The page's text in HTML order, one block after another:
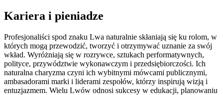
Kariera i pieniadze
Profesjonaliści spod znaku Lwa naturalnie skłaniają się ku rolom, w
których mogą przewodzić, tworzyć i otrzymywać uznanie za swój
wkład. Wyróżniają się w rozrywce, sztukach performatywnych,
polityce, przywództwie wykonawczym i przedsiębiorczości. Ich
naturalna charyzma czyni ich wybitnymi mówcami publicznymi,
ambasadorami marki i liderami zespołów, którzy inspirują wizją i
entuzjazmem. Wielu Lwów odnosi sukcesy w edukacji, planowaniu